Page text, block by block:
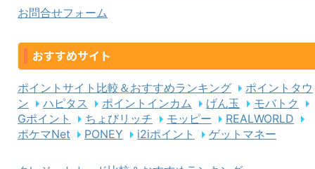
お問合せフォーム
おすすめサイト
ポイントサイト比較＆おすすめランキング
ポイントタウ
ン
ハピタス ポイントインカム げん玉
モバトク
Gポイント
ちょびリッチ モッピー
REALWORLD
ポケマNet
PONEY i2iポイント ゲットマネー